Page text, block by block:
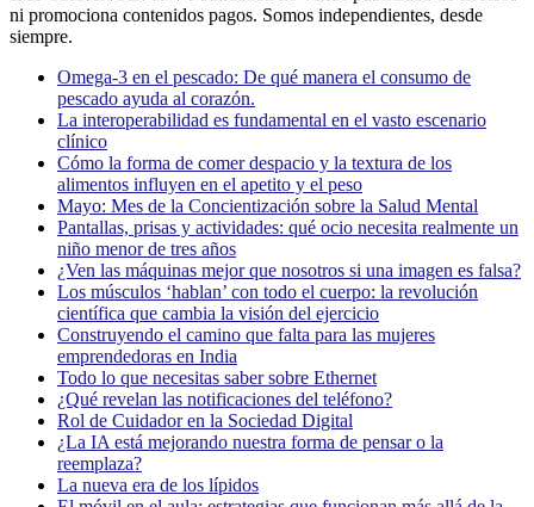
ni promociona contenidos pagos. Somos independientes, desde
siempre.
Omega-3 en el pescado: De qué manera el consumo de
pescado ayuda al corazón.
La interoperabilidad es fundamental en el vasto escenario
clínico
Cómo la forma de comer despacio y la textura de los
alimentos influyen en el apetito y el peso
Mayo: Mes de la Concientización sobre la Salud Mental
Pantallas, prisas y actividades: qué ocio necesita realmente un
niño menor de tres años
¿Ven las máquinas mejor que nosotros si una imagen es falsa?
Los músculos ‘hablan’ con todo el cuerpo: la revolución
científica que cambia la visión del ejercicio
Construyendo el camino que falta para las mujeres
emprendedoras en India
Todo lo que necesitas saber sobre Ethernet
¿Qué revelan las notificaciones del teléfono?
Rol de Cuidador en la Sociedad Digital
¿La IA está mejorando nuestra forma de pensar o la
reemplaza?
La nueva era de los lípidos